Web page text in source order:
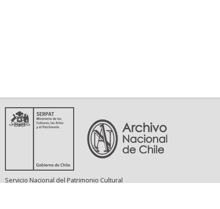
Servicio Nacional del Patrimonio Cultural